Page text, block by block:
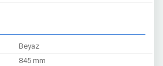
Beyaz
845 mm